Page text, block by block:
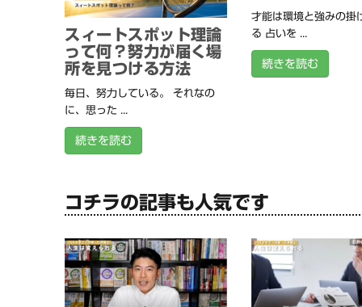
スィートスポット理論
って何？努力が届く場
所を見つける方法
毎日、努力している。 それなの
に、思った ...
続きを読む
才能は環境と強みの掛
る 占いを ...
続きを読む
コチラの記事も人気です